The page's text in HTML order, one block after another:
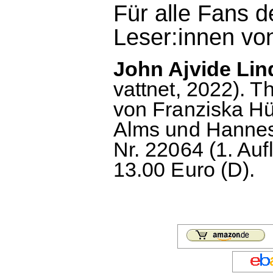
Für alle Fans
Leser:innen
John Ajvide
vattnet, 2022).
von Franziska
Alms und
Nr. 22064 (1.
13.00 Euro (D).